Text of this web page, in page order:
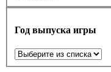
Год выпуска игры